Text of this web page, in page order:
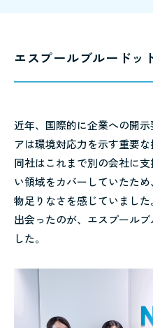
エスプールブルードッ
近年、国際的に企業への開
アは環境対応力を示す重要
同社はこれまで別の会社に
い領域をカバーしていたた
物足りなさを感じていまし
出会ったのが、エスプール
した。